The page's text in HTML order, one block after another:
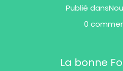
Publié dans
0
La bonne